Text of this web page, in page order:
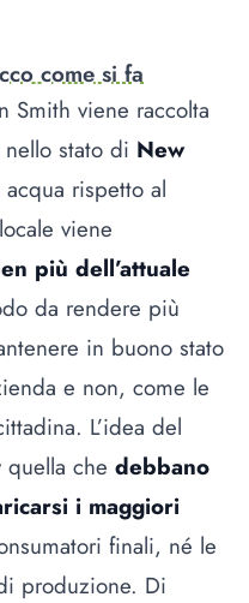
come si fa
Smith viene raccolta
nello stato di New
rispetto al
viene
più dell’attuale
da rendere più
in buono stato
e non, come le
L’idea del
che debbano
i maggiori
finali, né le
produzione. Di